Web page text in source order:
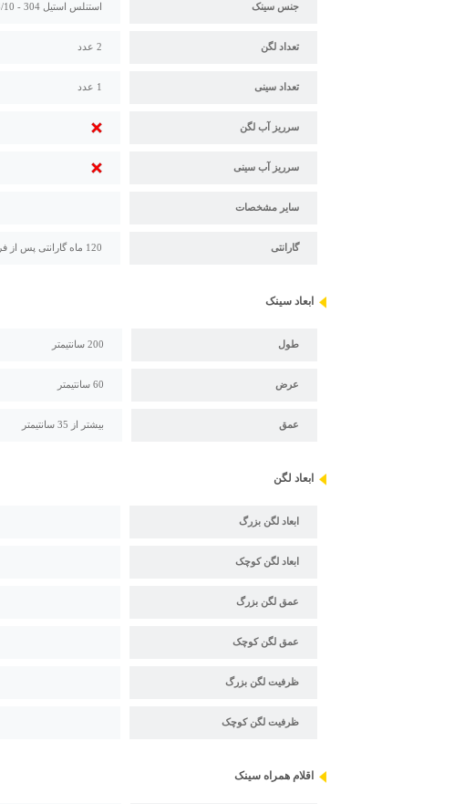
جنس سینک استنلس استیل 304 - 18/10 ضخامت بیشتر از 1 میلیمتر
تعداد لگن 2 عدد
تعداد سینی 1 عدد
سرریز آب لگن
سرریز آب سینی
سایر مشخصات
گارانتی 120 ماه گارانتی پس از فروش اخوان
ابعاد سینک
طول 200 سانتیمتر
عرض 60 سانتیمتر
عمق بیشتر از 35 سانتیمتر
ابعاد لگن
ابعاد لگن بزرگ
ابعاد لگن کوچک
عمق لگن بزرگ
عمق لگن کوچک
ظرفیت لگن بزرگ
ظرفیت لگن کوچک
اقلام همراه سینک